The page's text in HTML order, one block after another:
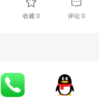
收藏 0 评论 0